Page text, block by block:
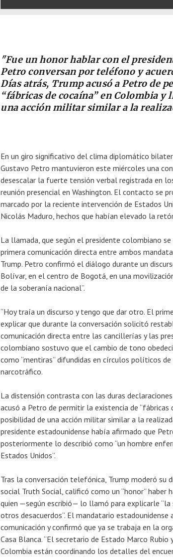
"Fue un honor hablar con el
Petro conversan por teléfono y
Días atrás, Trump acusó a Petro de
“fábricas de cocaína” en Colombia
una acción militar similar a la
En un giro significativo del clima diplomático
Gustavo Petro mantuvieron este miércoles una
desescalar la fuerte tensión verbal registrada en
reunión presencial en Washington. El contacto se
marcado por la reciente intervención de Estados
Nicolás Maduro, hechos que habían elevado la
La llamada, que según el presidente colombiano
primera comunicación directa entre ambos
Trump. Petro confirmó el diálogo durante un
Bolívar, en el centro de Bogotá, en una
de la soberanía nacional”.
“Hoy traía un discurso y tengo que dar otro. El
explicar que durante la conversación solicitó
comunicación directa entre las cancillerías y las
colombiano sostuvo que el cambio de tono
como “mentiras” difundidas en círculos políticos
narcotráfico.
La distensión contrasta con las duras
acusó a Petro de permitir la existencia de
posibilidad de una acción militar similar a la
presidente estadounidense había afirmado que
posteriormente lo describió como “un hombre
Estados Unidos”.
Tras la conversación telefónica, Trump moderó su
social Truth Social, calificó como un “honor”
quien —según escribió— lo llamó para explicarle
otros desacuerdos”. El mandatario
comunicación y confirmó que ya se trabaja en la
Casa Blanca. “El secretario de Estado Marco
Colombia están coordinando los detalles del